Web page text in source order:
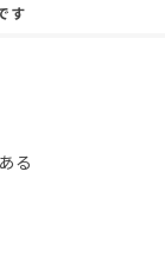
す
る